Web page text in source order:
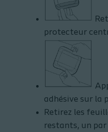
protecteur
adhésive sur la
Retirez les
restants, un par